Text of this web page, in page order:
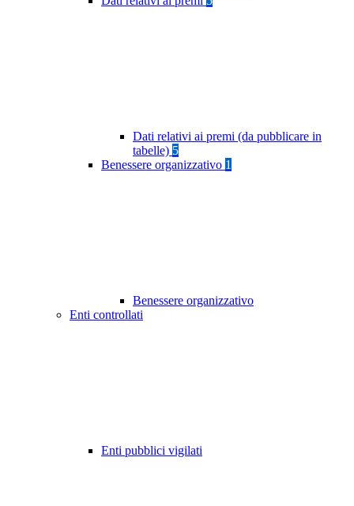
Dati relativi ai premi (da pubblicare in
tabelle) 5
Benessere organizzativo 1
Benessere organizzativo
Enti controllati
Enti pubblici vigilati